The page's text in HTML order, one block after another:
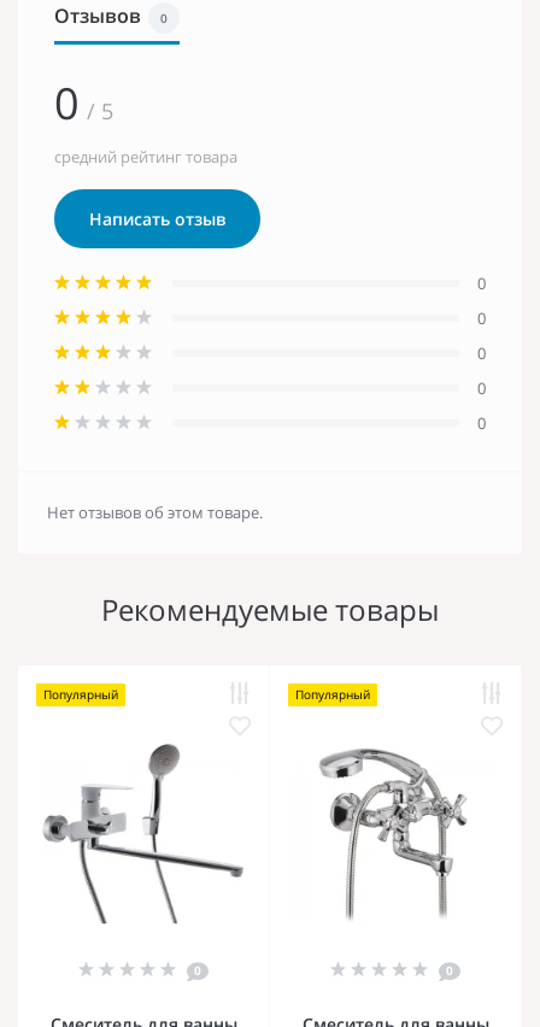
Отзывов 0
0 / 5
средний рейтинг товара
Написать отзыв
0
0
0
0
0
Нет отзывов об этом товаре.
Рекомендуемые товары
Популярный
0
Популярный
0